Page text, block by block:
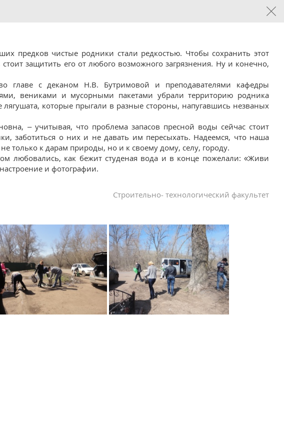
предков чистые родники стали редкостью. Чтобы сохранить этот
защитить его от любого возможного загрязнения. Ну и конечно,
во главе с деканом Н.В. Бутримовой и преподавателями кафедры
вениками и мусорными пакетами убрали территорию родника
которые прыгали в разные стороны, напугавшись незваных
– учитывая, что проблема запасов пресной воды сейчас стоит
заботиться о них и не давать им пересыхать. Надеемся, что наша
только к дарам природы, но и к своему дому, селу, городу.
любовались, как бежит студеная вода и в конце пожелали: «Живи
и фотографии.
Строительно- технологический факультет